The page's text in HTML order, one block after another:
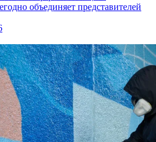
объединяет представителей